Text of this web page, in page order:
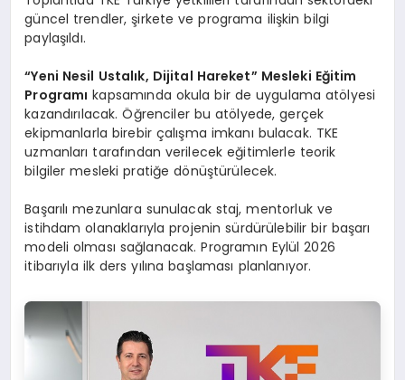
güncel trendler, şirkete ve programa ilişkin bilgi
paylaşıldı.
“Yeni Nesil Ustalık, Dijital Hareket” Mesleki Eğitim
Programı kapsamında okula bir de uygulama atölyesi
kazandırılacak. Öğrenciler bu atölyede, gerçek
ekipmanlarla birebir çalışma imkanı bulacak. TKE
uzmanları tarafından verilecek eğitimlerle teorik
bilgiler mesleki pratiğe dönüştürülecek.
Başarılı mezunlara sunulacak staj, mentorluk ve
istihdam olanaklarıyla projenin sürdürülebilir bir başarı
modeli olması sağlanacak. Programın Eylül 2026
itibarıyla ilk ders yılına başlaması planlanıyor.